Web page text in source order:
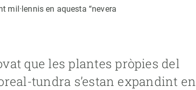
en aquesta “nevera
que les plantes pròpies del
tundra s’estan expandint en